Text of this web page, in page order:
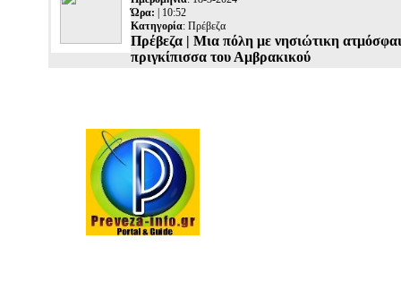
Ώρα:
| 10:52
Κατηγορία: Πρέβεζα
Πρέβεζα | Μια πόλη με νησιώτικη
πριγκίπισσα του Αμβρακικού